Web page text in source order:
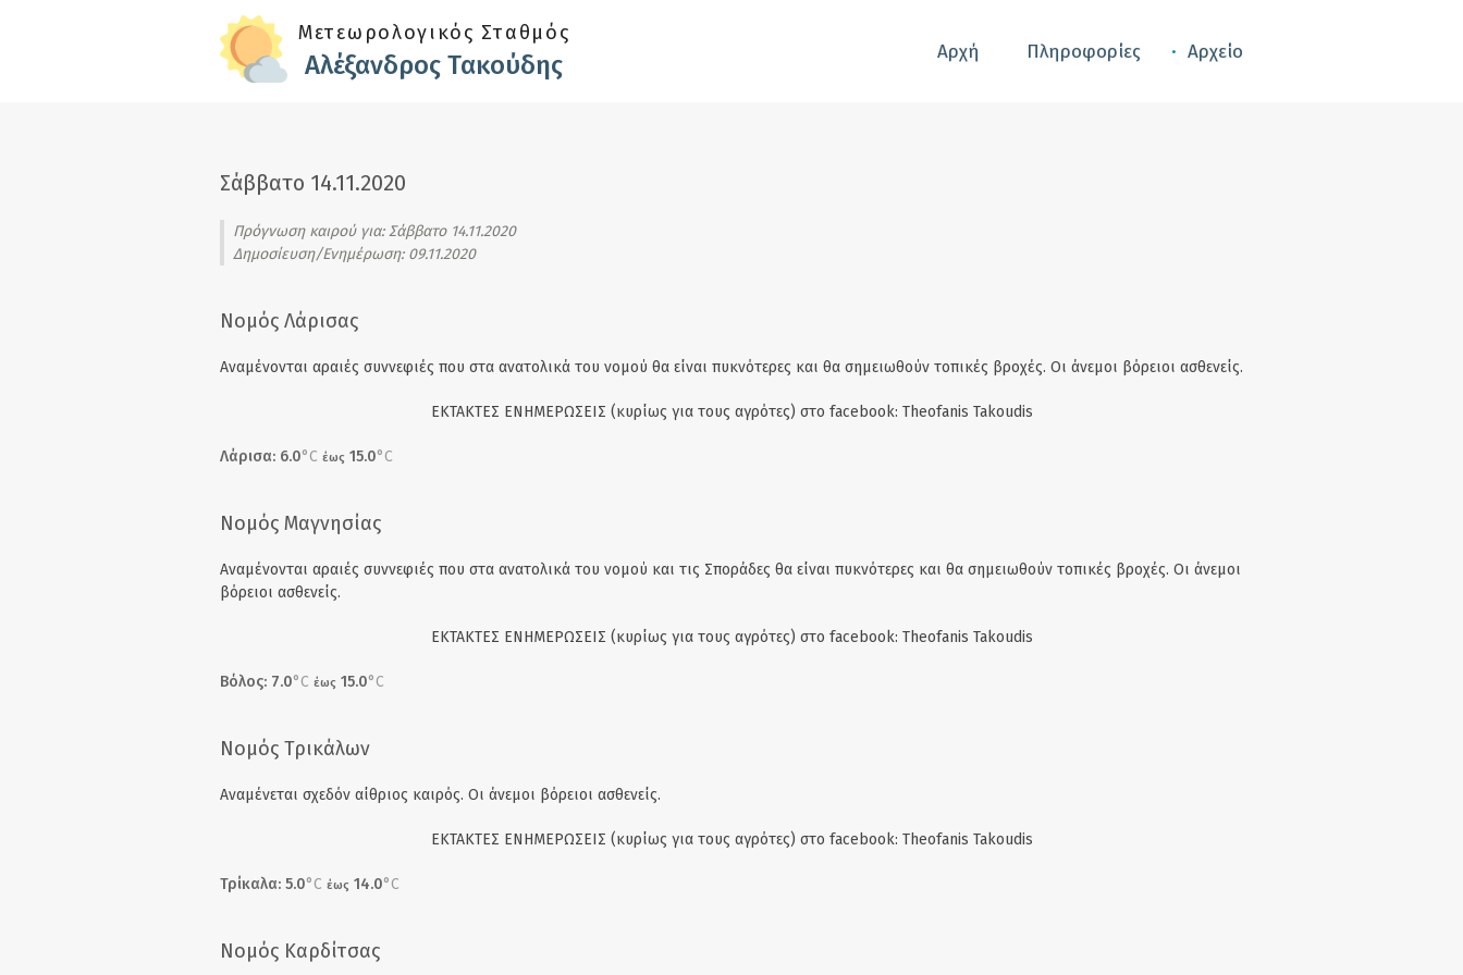
Μετεωρολογικός Σταθμός
Αλέξανδρος Τακούδης Αρχή Πληροφορίες Αρχείο
Σάββατο 14.11.2020
Πρόγνωση καιρού για:Σάββατο 14.11.2020
Δημοσίευση/Ενημέρωση: 09.11.2020
Νομός Λάρισας
Αναμένονται αραιές συννεφιές που στα ανατολικά του νομού θα είναι πυκνότερες και θα σημειωθούν τοπικές βροχές. Οι άνεμοι βόρειοι ασθενείς.
EΚΤΑΚΤΕΣ ΕΝΗΜΕΡΩΣΕΙΣ (κυρίως για τους αγρότες) στο facebook: Theofanis Takoudis
Λάρισα: 6.0°C έως 15.0°C
Νομός Μαγνησίας
Αναμένονται αραιές συννεφιές που στα ανατολικά του νομού και τις Σποράδες θα είναι πυκνότερες και θα σημειωθούν τοπικές βροχές. Οι άνεμοι
βόρειοι ασθενείς.
EΚΤΑΚΤΕΣ ΕΝΗΜΕΡΩΣΕΙΣ (κυρίως για τους αγρότες) στο facebook: Theofanis Takoudis
Βόλος: 7.0°C έως 15.0°C
Νομός Τρικάλων
Αναμένεται σχεδόν αίθριος καιρός. Οι άνεμοι βόρειοι ασθενείς.
EΚΤΑΚΤΕΣ ΕΝΗΜΕΡΩΣΕΙΣ (κυρίως για τους αγρότες) στο facebook: Theofanis Takoudis
Τρίκαλα: 5.0°C έως 14.0°C
Νομός Καρδίτσας